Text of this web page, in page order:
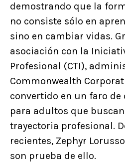
demostrando que la
no consiste sólo en
sino en cambiar vidas.
asociación con la
Profesional (CTI),
Commonwealth
convertido en un faro
para adultos que
trayectoria profesional.
recientes, Zephyr
son prueba de ello.